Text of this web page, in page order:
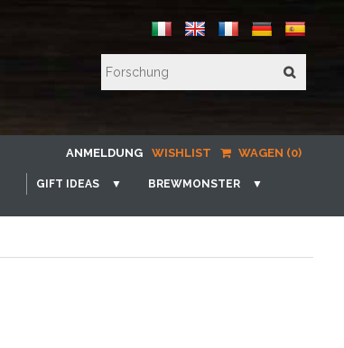
ANMELDUNG WISHLIST WAGEN (0)
GIFT IDEAS ▼ BREWMONSTER
▼